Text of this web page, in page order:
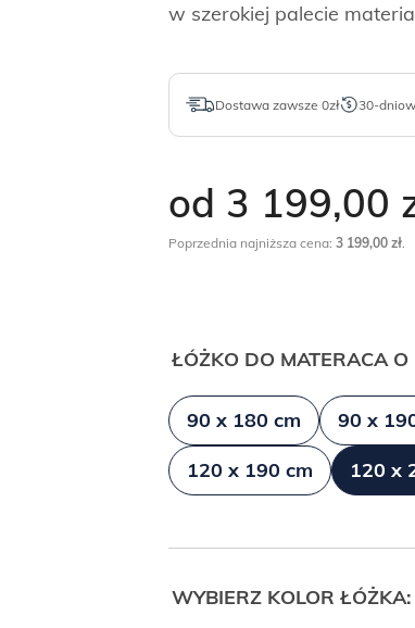
w szerokiej palecie
Dostawa zawsze 0zł 30-
od 3 199,00
Poprzednia najniższa cena: 3 199,00 zł.
ŁÓŻKO DO MATERACA O
90 x 180 cm 90 x
120 x 190 cm
120 x
WYBIERZ KOLOR ŁÓŻKA: